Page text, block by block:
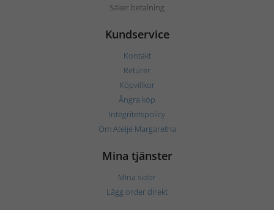
Säker betalning
Kundservice
Kontakt
Returer
Köpvillkor
Ångra köp
Integritetspolicy
Om Ateljé Margaretha
Mina tjänster
Mina sidor
Lägg order direkt